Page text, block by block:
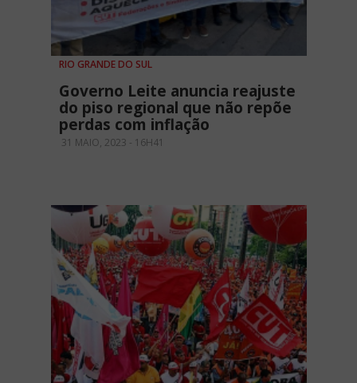
RIO GRANDE DO SUL
Governo Leite anuncia reajuste
do piso regional que não repõe
perdas com inflação
31 MAIO, 2023 - 16H41